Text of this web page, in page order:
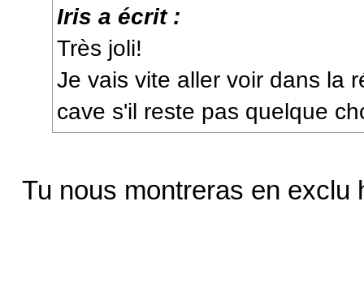
Iris a écrit :
Très joli!
Je vais vite aller voir dans la
cave s'il reste pas quelque
Tu nous montreras en exclu